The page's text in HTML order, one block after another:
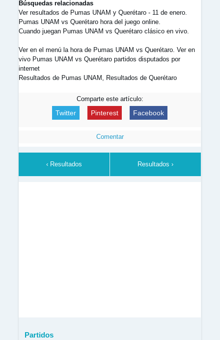
Búsquedas relacionadas
Ver resultados de Pumas UNAM y Querétaro - 11 de enero.
Pumas UNAM vs Querétaro hora del juego online.
Cuando juegan Pumas UNAM vs Querétaro clásico en vivo.
Ver en el menú la hora de Pumas UNAM vs Querétaro. Ver en
vivo Pumas UNAM vs Querétaro partidos disputados por
internet
Resultados de Pumas UNAM, Resultados de Querétaro
Comparte este artículo:
Twitter Pinterest Facebook
Comentar
‹ Resultados Resultados ›
Partidos